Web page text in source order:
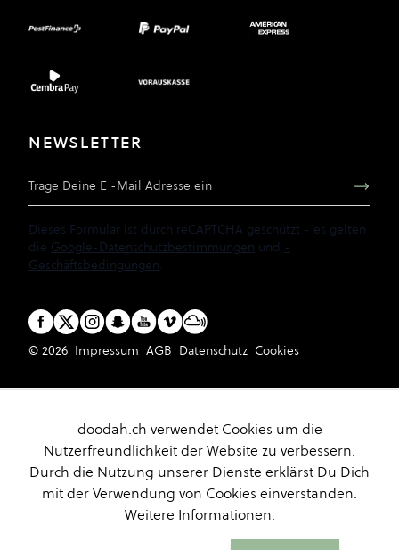
NEWSLETTER
Dieses Formular ist durch reCAPTCHA geschützt - es gelten
die Google-Datenschutzbestimmungen und -
Geschäftsbedingungen.
© 2026 Impressum AGB Datenschutz Cookies
doodah.ch verwendet Cookies um die
Nutzerfreundlichkeit der Website zu verbessern.
Durch die Nutzung unserer Dienste erklärst Du Dich
mit der Verwendung von Cookies einverstanden.
Weitere Informationen.